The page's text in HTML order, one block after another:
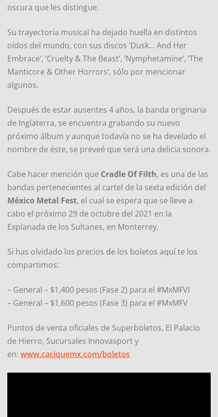
oscura que les distingue.
Su trayectoria musical ha dejado huella en distintos
oídos del mundo, con sus discos ‘Dusk… And Her
Embrace’, ‘Cruelty & The Beast’, ’Nymphetamine’, ’The
Manticore & Other Horrors’, sólo por mencionar
algunos.
Después de estar ausentes 4 años, la banda originaria
de Inglaterra, se encuentra grabando su nuevo
próximo álbum y aunque todavía no se ha develado el
nombre de éste, se preveé que será una delicia sonora.
Cabe hacer mención que Cradle Of Filth, es una de las
bandas pertenecientes al cartel de la sexta edición del
México Metal Fest, el cual se espera que se lleve a
cabo el próximo 29 de octubre del 2021 en la
Explanada de los Sultanes, en Monterrey.
Si has olvidado los precios de los boletos aquí te los
compartimos:
– General – $1,400 pesos (Fase 2) para el #MxMFVI
– General – $1,600 pesos (Fase 3) para el #MxMFV
Puntos de venta oficiales de Superboletos, El Palacio
de Hierro, Sucursales Innovasport y
en: www.caciquemx.com/boletos